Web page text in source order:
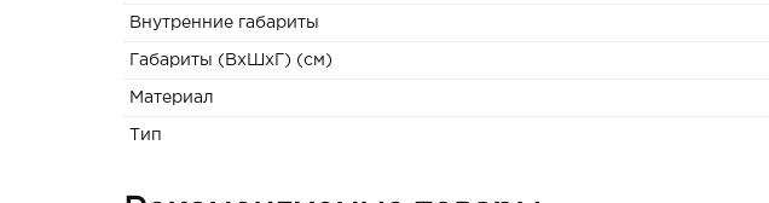
Внутренние габариты
Габариты (ВxШxГ) (см)
Материал
Тип